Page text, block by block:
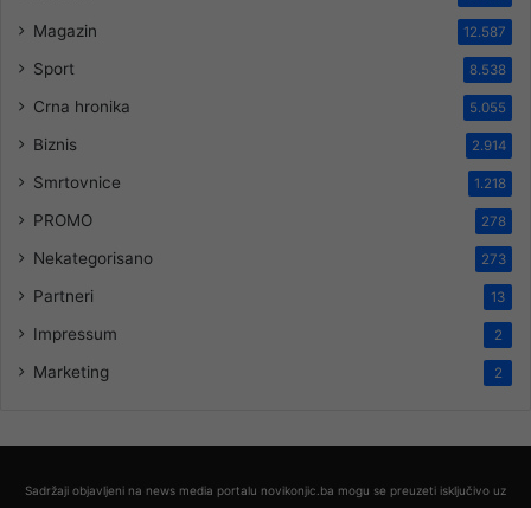
Magazin 12.587
Sport 8.538
Crna hronika 5.055
Biznis 2.914
Smrtovnice 1.218
PROMO 278
Nekategorisano 273
Partneri 13
Impressum 2
Marketing 2
Sadržaji objavljeni na news media portalu novikonjic.ba mogu se preuzeti isključivo uz